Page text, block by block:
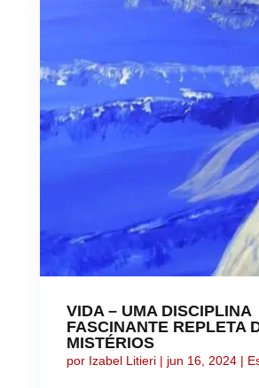
VIDA – UMA DISCIPLINA
FASCINANTE REPLETA
MISTÉRIOS
por Izabel Litieri| jun 16, 2024|